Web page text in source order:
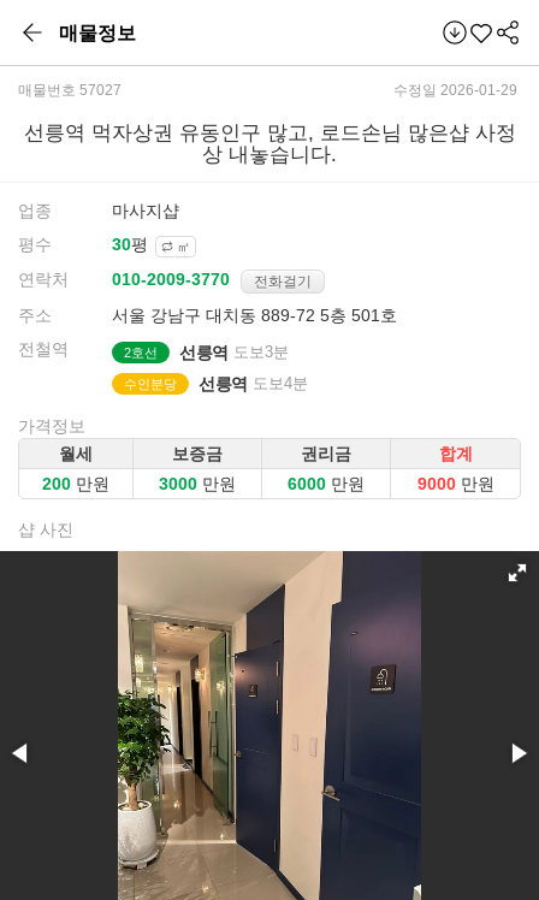
매물정보
매물번호 57027 수정일 2026-01-29
선릉역 먹자상권 유동인구 많고, 로드손님 많은샵 사정
상 내놓습니다.
업종
마사지샵
평수
평 ㎡
연락처 전화걸기
주소
서울 강남구 대치동 889-72 5층 501호
전철역
2호선 선릉역 도보3분
수인분당 선릉역 도보4분
가격정보
월세
보증금 권리금
합계
만원
만원 만원 만원
샵 사진